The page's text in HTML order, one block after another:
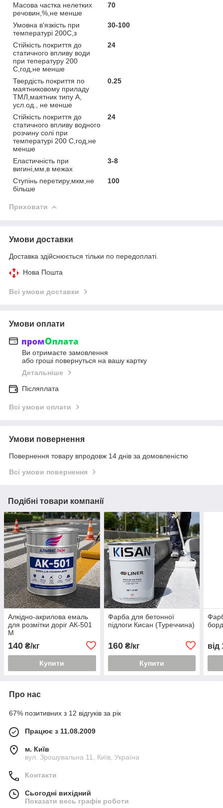
Масова частка нелетких
речовин,%,не менше
70
Умовна в'язкість при
температурі 200С,з
30-100
Стійкість покриття до
статичного впливу води
при тепературу 200
С,год,не менше
24
Твердість покриття по
маятниковому приладу
ТМЛ,маятник типу А,
усл.од., не менше
0.25
Стійкість покриття до
статичного впливу водного
розчину солі при
температурі 200 С,год,не
менше
24
Еластичність при
вигині,мм,в межах
3-8
Ступінь перетиру,мкм,не
більше
100
Приховати
Умови доставки
Доставка здійснюється тільки по передоплаті.
Нова Пошта
Всі умови доставки
Умови оплати
Ви отримаєте замовлення
або гроші повернуться на вашу картку
Детальніше
Післяплата
Всі умови оплати
Умови повернення
Повернення товару впродовж 14 днів за домовленістю
Всі умови повернення
Подібні товари компанії
Алкідно-акрилова емаль
для розмітки доріг АК-501
М
140 ₴/кг
Купити
Фарба для бетонної
підлоги Кисан (Туреччина)
160₴/кг
Купити
від
Про нас
67% позитивних з 12 відгуків за рік
Працює з 11.08.2009
м. Київ
вул. Зрошувальна 11, Київ, Україна
Контакти
Сьогодні вихідний
Показати весь графік роботи